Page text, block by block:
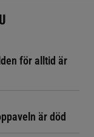
för alltid är
är död